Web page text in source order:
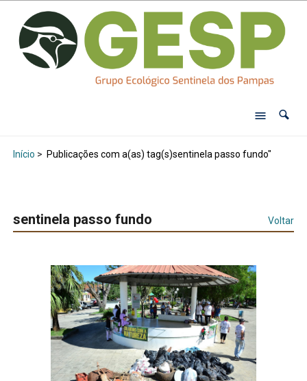
Início > Publicações com a(as) tag(s)sentinela passo fundo"
sentinela passo fundo Voltar